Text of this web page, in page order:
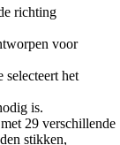
richting
voor
het
is.
29 verschillende
stikken,